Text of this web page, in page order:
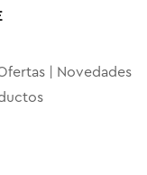
| Novedades